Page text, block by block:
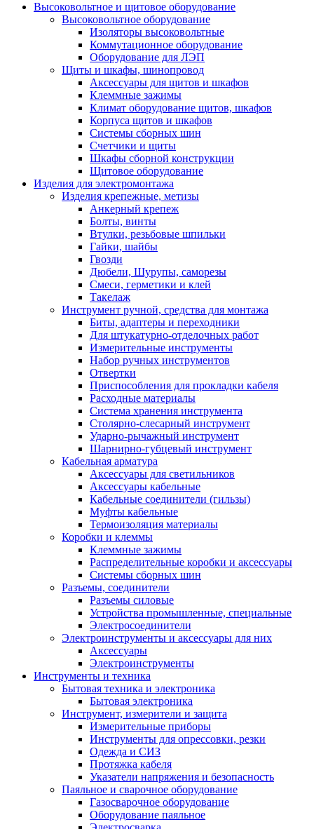
Высоковольтное и щитовое оборудование
Высоковольтное оборудование
Изоляторы высоковольтные
Коммутационное оборудование
Оборудование для ЛЭП
Щиты и шкафы, шинопровод
Аксессуары для щитов и шкафов
Клеммные зажимы
Климат оборудование щитов, шкафов
Корпуса щитов и шкафов
Системы сборных шин
Счетчики и щиты
Шкафы сборной конструкции
Щитовое оборудование
Изделия для электромонтажа
Изделия крепежные, метизы
Анкерный крепеж
Болты, винты
Втулки, резьбовые шпильки
Гайки, шайбы
Гвозди
Дюбели, Шурупы, саморезы
Смеси, герметики и клей
Такелаж
Инструмент ручной, средства для монтажа
Биты, адаптеры и переходники
Для штукатурно-отделочных работ
Измерительные инструменты
Набор ручных инструментов
Отвертки
Приспособления для прокладки кабеля
Расходные материалы
Система хранения инструмента
Столярно-слесарный инструмент
Ударно-рычажный инструмент
Шарнирно-губцевый инструмент
Кабельная арматура
Аксессуары для светильников
Аксессуары кабельные
Кабельные соединители (гильзы)
Муфты кабельные
Термоизоляция материалы
Коробки и клеммы
Клеммные зажимы
Распределительные коробки и аксессуары
Системы сборных шин
Разъемы, соединители
Разъемы силовые
Устройства промышленные, специальные
Электросоединители
Электроинструменты и аксессуары для них
Аксессуары
Электроинструменты
Инструменты и техника
Бытовая техника и электроника
Бытовая электроника
Инструмент, измерители и защита
Измерительные приборы
Инструменты для опрессовки, резки
Одежда и СИЗ
Протяжка кабеля
Указатели напряжения и безопасность
Паяльное и сварочное оборудование
Газосварочное оборудование
Оборудование паяльное